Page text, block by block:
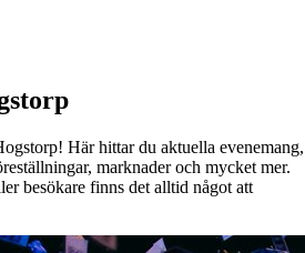
Här hittar du aktuella evenemang,
marknader och mycket mer.
besökare finns det alltid något att